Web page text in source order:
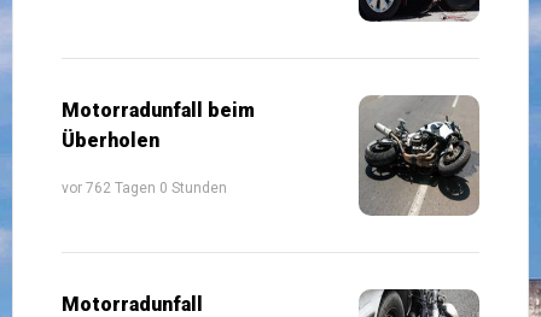
Motorradunfall beim
Überholen
vor 762 Tagen 0 Stunden
Motorradunfall